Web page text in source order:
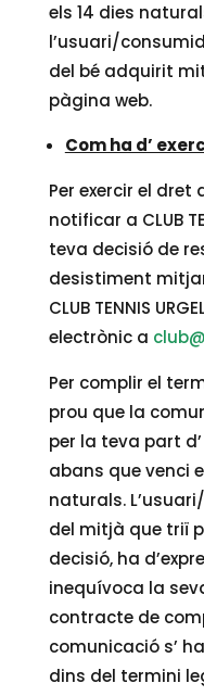
els 14 dies
l’usuari/
del bé adquirit
pàgina web.
Com ha d’
Per exercir el
notificar a CLUB
teva decisió de
desistiment
CLUB TENNIS
electrònic a
Per complir el
prou que la
per la teva part
abans que venci
naturals.
del mitjà que triï
decisió, ha
inequívoca la
contracte de
comunicació s’
dins del termini